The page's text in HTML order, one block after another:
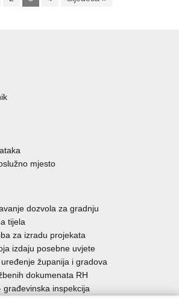
mjesto
dozvola za gradnju
tijela
za izradu projekata
izdaju posebne uvjete
županija i gradova
dokumenata RH
građevinska inspekcija